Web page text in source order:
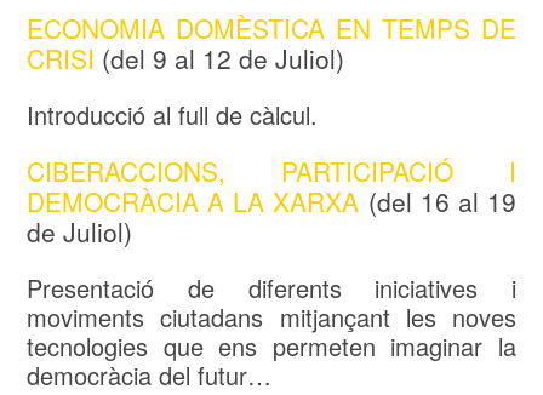
ECONOMIA DOMÈSTICA EN TEMPS DE
CRISI (del 9 al 12 de Juliol)
Introducció al full de càlcul.
CIBERACCIONS, PARTICIPACIÓ I
DEMOCRÀCIA A LA XARXA (del 16 al 19
de Juliol)
Presentació de diferents iniciatives i
moviments ciutadans mitjançant les noves
tecnologies que ens permeten imaginar la
democràcia del futur…